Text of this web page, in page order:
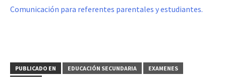
Comunicación para referentes parentales y estudiantes.
PUBLICADO EN EDUCACIÓN SECUNDARIA
EXAMENES